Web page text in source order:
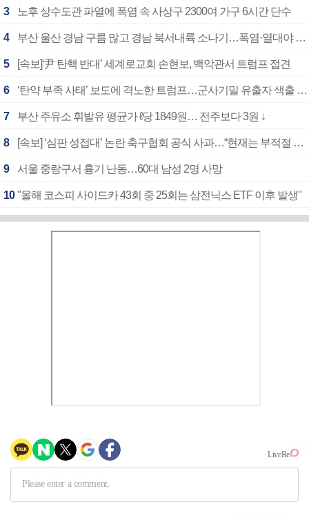
3 노후 상수도관 파열에 폭염 속 사상구 2300여 가구 6시간 단수
4 부산 울산 경남 구름 많고 경남 북서내륙 소나기…폭염·열대야 계속
5 [속보]‘尹 탄핵 반대’ 세계로교회 손현보, 백악관서 트럼프 접견
6 ‘탄약 부족 사태’ 보도에 격노한 트럼프…군사기밀 유출자 색출 지시
7 부산 주유소 휘발유 평균가 ℓ당 1849원… 전주보다 3원 ↓
8 [속보] ‘심판 성접대’ 논란 축구협회 공식 사과…“현재는 부적절 행위 없어”
9 서울 중랑구서 흉기 난동…60대 남성 2명 사망
10 "올해 코스피 사이드카 43회 중 25회는 삼전닉스 ETF 이후 발생"